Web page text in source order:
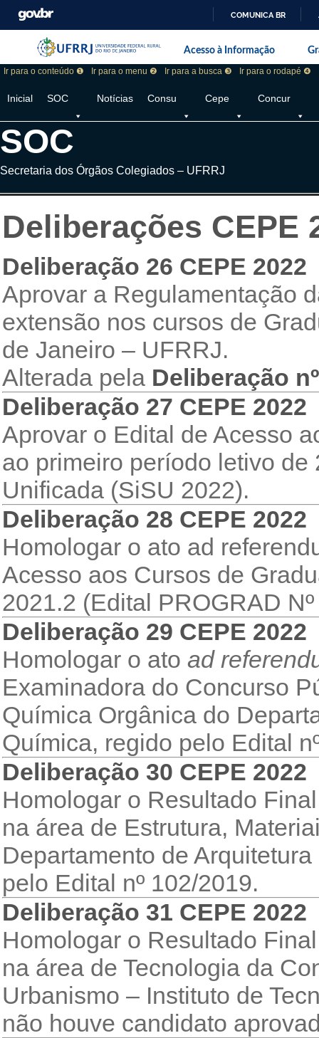
COMUNICA BR
Pular barra institucional
Barra institucional da Universidade
Acesso à Informação
Ir para o conteúdo ❶ Ir para o menu ❷ Ir para a busca ❸ Ir para o rodapé ❹
Inicial SOC Notícias Consu Cepe Concur
SOC
Secretaria dos Órgãos Colegiados – UFRRJ
Deliberações CEPE
Deliberação 26 CEPE 2022
Aprovar a Regulamentação
extensão nos cursos de
de Janeiro – UFRRJ.
Alterada pela Deliberação
Deliberação 27 CEPE 2022
Aprovar o Edital de Acesso
ao primeiro período letivo
Unificada (SiSU 2022).
Deliberação 28 CEPE 2022
Homologar o ato ad
Acesso aos Cursos de
2021.2 (Edital PROGRAD
Deliberação 29 CEPE 2022
Homologar o ato ad
Examinadora do Concurso
Química Orgânica do
Química, regido pelo Edital
Deliberação 30 CEPE 2022
Homologar o Resultado
na área de Estrutura,
Departamento de
pelo Edital nº 102/2019.
Deliberação 31 CEPE 2022
Homologar o Resultado
na área de Tecnologia da
Urbanismo – Instituto de
não houve candidato